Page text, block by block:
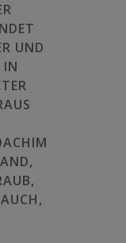
UND
IN